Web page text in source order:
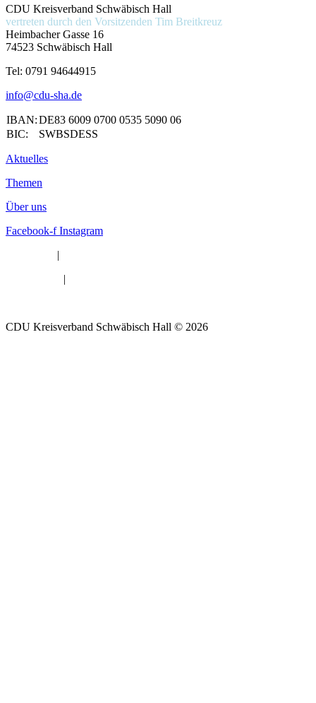
CDU Kreisverband Schwäbisch Hall
vertreten durch den Vorsitzenden Tim Breitkreuz
Heimbacher Gasse 16
74523 Schwäbisch Hall
Tel: 0791 94644915
info@cdu-sha.de
IBAN:DE83 6009 0700 0535 5090 06
BIC:
SWBSDESS
Aktuelles
Themen
Über uns
Facebook-f Instagram
|
|
CDU Kreisverband Schwäbisch Hall © 2026